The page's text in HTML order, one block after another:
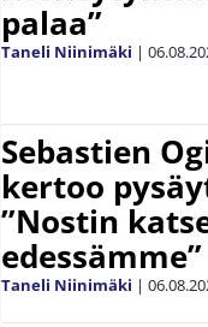
palaa”
Taneli Niinimäki |
Sebastien
kertoo
”Nostin
edessämme”
Taneli Niinimäki |